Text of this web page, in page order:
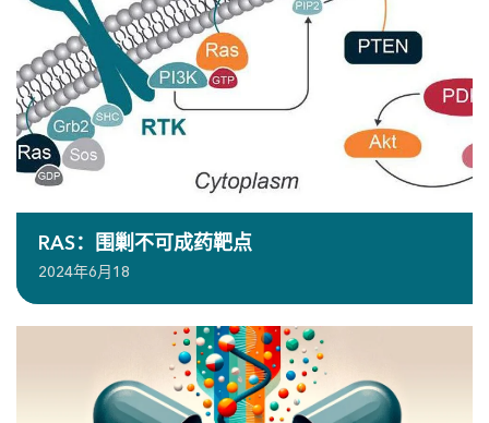
RAS：围剿不可成药靶点
2024年6月18